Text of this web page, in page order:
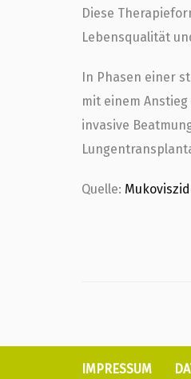
Diese
Lebensqualität
In Phasen einer
mit einem
invasive
Quelle:
IMPRESSUM